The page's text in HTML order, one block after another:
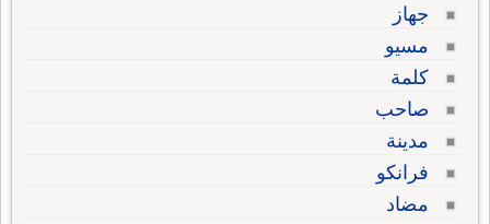
جهاز
مسيو
كلمة
صاحب
مدينة
فرانكو
مضاد